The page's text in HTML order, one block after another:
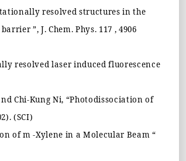
resolved structures in the
barrier ”, J. Chem. Phys. 117 , 4906
resolved laser induced fluorescence
Chi-Kung Ni, “Photodissociation of
(SCI)
of m -Xylene in a Molecular Beam“